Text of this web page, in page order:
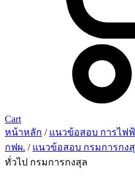
Cart
หน้าหลัก / แนวข้อสอบ การไฟ
กฟผ. / แนวข้อสอบ กรมการกง
ทั่วไป กรมการกงสุล